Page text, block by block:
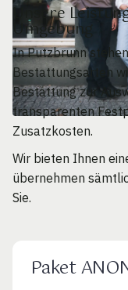
Unsere
Umgebung
In Putzbrunn
Bestattungsarten
Bestattung zur
transparenten
Zusatzkosten.
Wir bieten Ihnen
übernehmen
Sie.
Paket